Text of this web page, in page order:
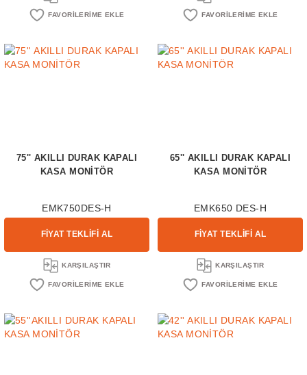
75'' AKILLI DURAK KAPALI
KASA MONİTÖR
EMK750DES-H
FİYAT TEKLİFİ AL
KARŞILAŞTIR
65'' AKILLI DURAK KAPALI
KASA MONİTÖR
EMK650 DES-H
FİYAT TEKLİFİ AL
KARŞILAŞTIR